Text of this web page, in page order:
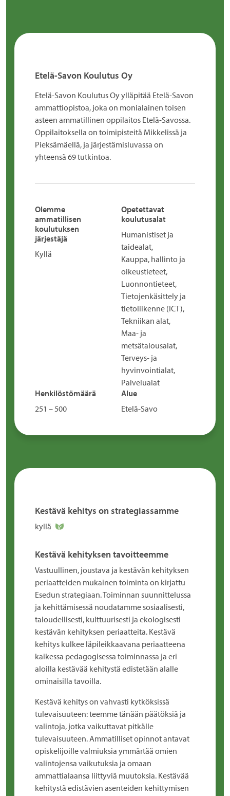
Etelä-Savon Koulutus Oy
Etelä-Savon Koulutus Oy ylläpitää Etelä-Savon
ammattiopistoa, joka on monialainen toisen
asteen ammatillinen oppilaitos Etelä-Savossa.
Oppilaitoksella on toimipisteitä Mikkelissä ja
Pieksämäellä, ja järjestämisluvassa on
yhteensä 69 tutkintoa.
Olemme
ammatillisen
koulutuksen
järjestäjä
Kyllä
Opetettavat
koulutusalat
Humanistiset ja
taidealat,
Kauppa, hallinto ja
oikeustieteet,
Luonnontieteet,
Tietojenkäsittely ja
tietoliikenne (ICT),
Tekniikan alat,
Maa- ja
metsätalousalat,
Terveys- ja
hyvinvointialat,
Palvelualat
Henkilöstömäärä
251 – 500
Alue
Etelä-Savo
Kestävä kehitys on strategiassamme
kyllä
Kestävä kehityksen tavoitteemme
Vastuullinen, joustava ja kestävän kehityksen
periaatteiden mukainen toiminta on kirjattu
Esedun strategiaan. Toiminnan suunnittelussa
ja kehittämisessä noudatamme sosiaalisesti,
taloudellisesti, kulttuurisesti ja ekologisesti
kestävän kehityksen periaatteita. Kestävä
kehitys kulkee läpileikkaavana periaatteena
kaikessa pedagogisessa toiminnassa ja eri
aloilla kestävää kehitystä edistetään alalle
ominaisilla tavoilla.
Kestävä kehitys on vahvasti kytköksissä
tulevaisuuteen: teemme tänään päätöksiä ja
valintoja, jotka vaikuttavat pitkälle
tulevaisuuteen. Ammatilliset opinnot antavat
opiskelijoille valmiuksia ymmärtää omien
valintojensa vaikutuksia ja omaan
ammattialaansa liittyviä muutoksia. Kestävää
kehitystä edistävien asenteiden kehittymisen